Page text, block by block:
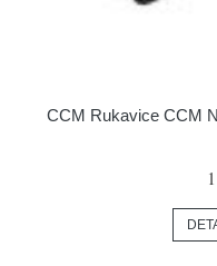
CCM Rukavice CCM